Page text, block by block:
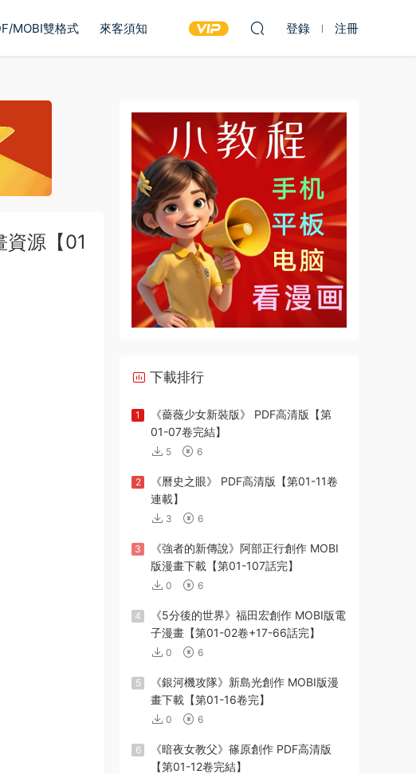
MOBI雙格式 來客須知 登錄 注冊
資源【01
下載排行
1
《薔薇少女新裝版》 PDF高清版【第
01-07卷完結】
5 6
2
《曆史之眼》 PDF高清版【第01-11卷
連載】
3 6
3
《強者的新傳說》阿部正行創作 MOBI
版漫畫下載【第01-107話完】
0 6
4
《5分後的世界》福田宏創作 MOBI版電
子漫畫【第01-02卷+17-66話完】
0 6
5
《銀河機攻隊》新島光創作 MOBI版漫
畫下載【第01-16卷完】
0 6
6
《暗夜女教父》篠原創作 PDF高清版
【第01-12卷完結】